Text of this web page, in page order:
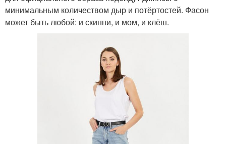
минимальным количеством дыр и потёртостей. Фасон
может быть любой: и скинни, и мом, и клёш.